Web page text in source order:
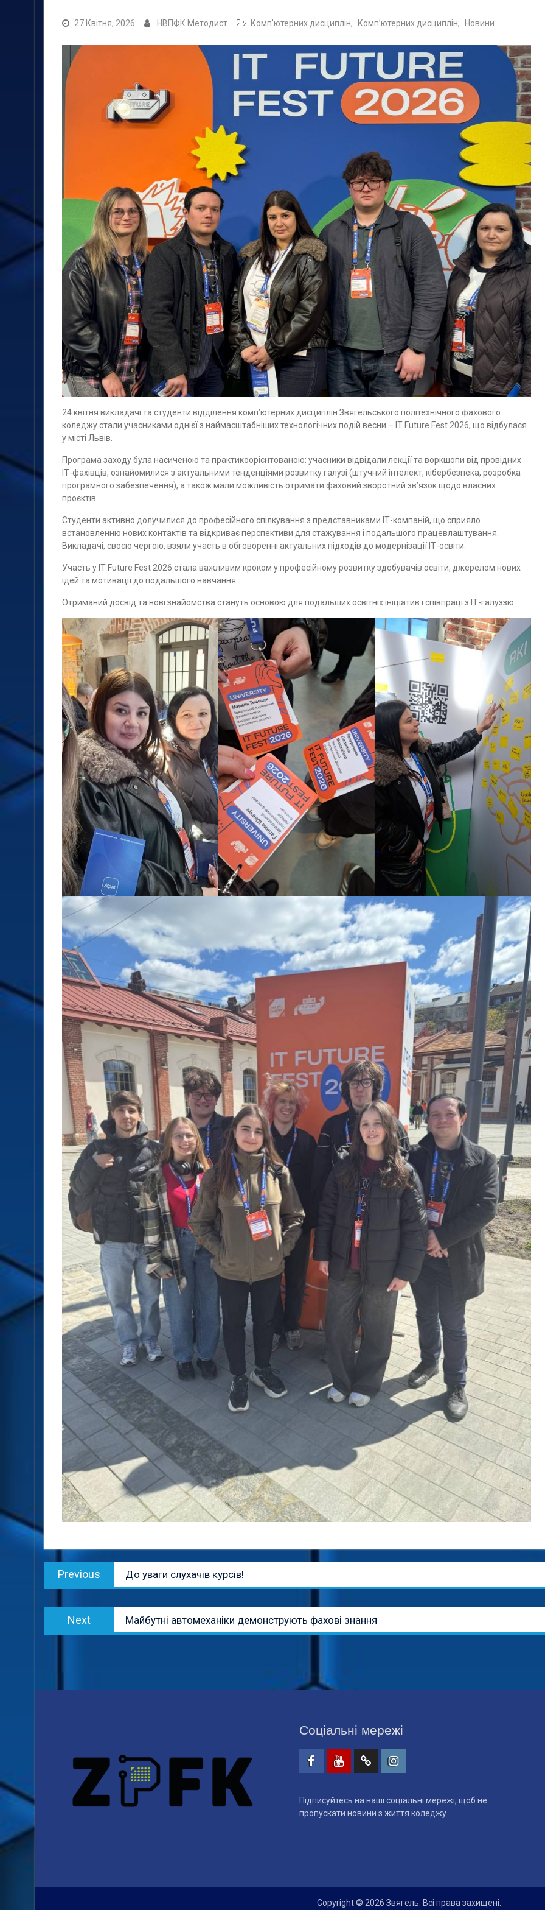
27 Квітня, 2026 НВПФК Методист Комп'ютерних дисциплін, Комп’ютерних дисциплін, Новини
24 квітня викладачі та студенти відділення комп’ютерних дисциплін Звягельського політехнічного фахового
коледжу стали учасниками однієї з наймасштабніших технологічних подій весни – IT Future Fest 2026, що відбулася
у місті Львів.
Програма заходу була насиченою та практикоорієнтованою: учасники відвідали лекції та воркшопи від провідних
ІТ-фахівців, ознайомилися з актуальними тенденціями розвитку галузі (штучний інтелект, кібербезпека, розробка
програмного забезпечення), а також мали можливість отримати фаховий зворотний зв’язок щодо власних
проєктів.
Студенти активно долучилися до професійного спілкування з представниками ІТ-компаній, що сприяло
встановленню нових контактів та відкриває перспективи для стажування і подальшого працевлаштування.
Викладачі, своєю чергою, взяли участь в обговоренні актуальних підходів до модернізації ІТ-освіти.
Участь у IT Future Fest 2026 стала важливим кроком у професійному розвитку здобувачів освіти, джерелом нових
ідей та мотивації до подальшого навчання.
Отриманий досвід та нові знайомства стануть основою для подальших освітніх ініціатив і співпраці з ІТ-галуззю.
Навігація
записів
Previous
post:
До уваги слухачів курсів!
Next
post:
Майбутні автомеханіки демонструють фахові знання
Соціальні мережі
Підписуйтесь на наші соціальні мережі, щоб не
пропускати новини з життя коледжу
Copyright © 2026 Звягель. Всі права захищені.